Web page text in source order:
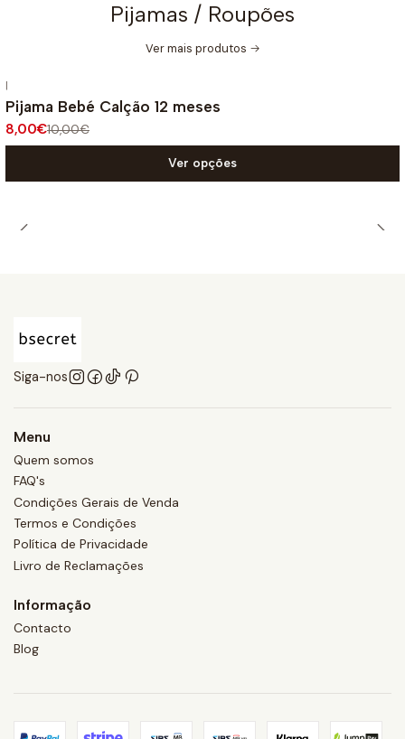
Pijamas / Roupões
Ver mais produtos
|
Pijama Bebé Calção 12 meses
8,00€10,00€
Ver opções
Siga-nos
Menu
Quem somos
FAQ's
Condições Gerais de Venda
Termos e Condições
Política de Privacidade
Livro de Reclamações
Informação
Contacto
Blog